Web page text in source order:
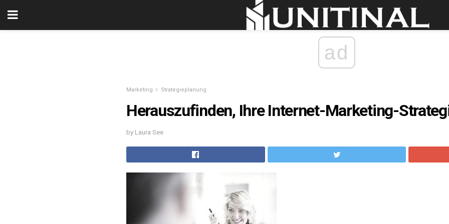
ad
Marketing Strategieplanung
Herauszufinden, Ihre Internet-Marketing-
by Laura See